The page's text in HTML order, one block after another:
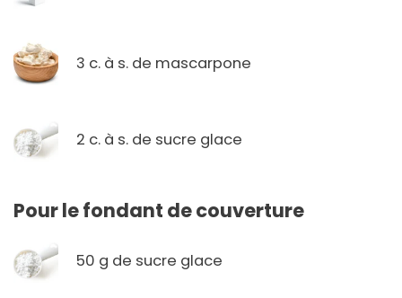
3 c. à s. de mascarpone
2 c. à s. de sucre glace
Pour le fondant de couverture
50 g de sucre glace